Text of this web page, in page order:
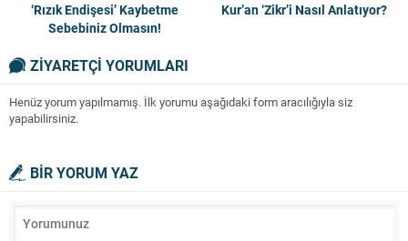
‘Rızık Endişesi’ Kaybetme
Sebebiniz Olmasın!
Kur’an ‘Zikr’i Nasıl Anlatıyor?
ZİYARETÇİ YORUMLARI
Henüz yorum yapılmamış. İlk yorumu aşağıdaki form aracılığıyla siz
yapabilirsiniz.
BİR YORUM YAZ